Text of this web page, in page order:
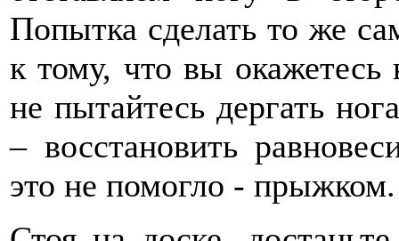
Попытка сделать то же
к тому, что вы
не пытайтесь дергать
– восстановить
это не помогло - прыжком.